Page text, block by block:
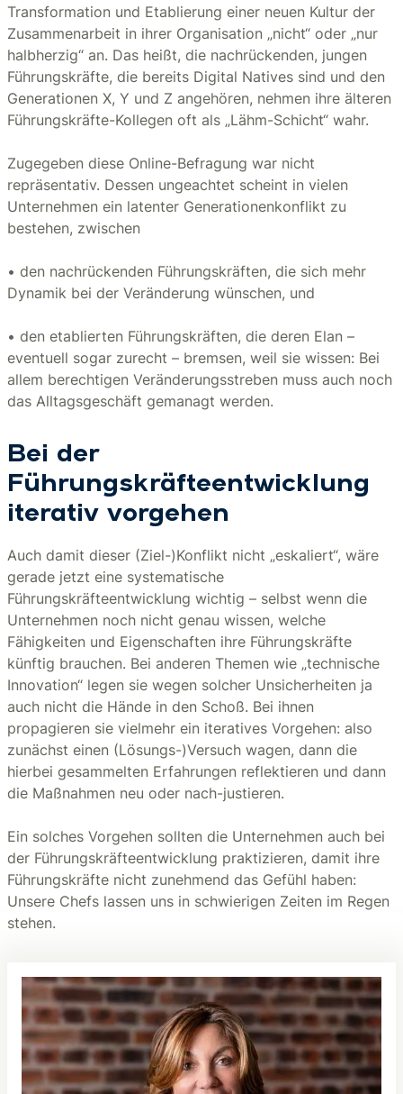
Transformation und Etablierung einer neuen Kultur der
Zusammenarbeit in ihrer Organisation „nicht“ oder „nur
halbherzig“ an. Das heißt, die nachrückenden, jungen
Führungskräfte, die bereits Digital Natives sind und den
Generationen X, Y und Z angehören, nehmen ihre älteren
Führungskräfte-Kollegen oft als „Lähm-Schicht“ wahr.
Zugegeben diese Online-Befragung war nicht
repräsentativ. Dessen ungeachtet scheint in vielen
Unternehmen ein latenter Generationenkonflikt zu
bestehen, zwischen
• den nachrückenden Führungskräften, die sich mehr
Dynamik bei der Veränderung wünschen, und
• den etablierten Führungskräften, die deren Elan –
eventuell sogar zurecht – bremsen, weil sie wissen: Bei
allem berechtigen Veränderungsstreben muss auch noch
das Alltagsgeschäft gemanagt werden.
Bei der
Führungskräfteentwicklung
iterativ vorgehen
Auch damit dieser (Ziel-)Konflikt nicht „eskaliert“, wäre
gerade jetzt eine systematische
Führungskräfteentwicklung wichtig – selbst wenn die
Unternehmen noch nicht genau wissen, welche
Fähigkeiten und Eigenschaften ihre Führungskräfte
künftig brauchen. Bei anderen Themen wie „technische
Innovation“ legen sie wegen solcher Unsicherheiten ja
auch nicht die Hände in den Schoß. Bei ihnen
propagieren sie vielmehr ein iteratives Vorgehen: also
zunächst einen (Lösungs-)Versuch wagen, dann die
hierbei gesammelten Erfahrungen reflektieren und dann
die Maßnahmen neu oder nach-justieren.
Ein solches Vorgehen sollten die Unternehmen auch bei
der Führungskräfteentwicklung praktizieren, damit ihre
Führungskräfte nicht zunehmend das Gefühl haben:
Unsere Chefs lassen uns in schwierigen Zeiten im Regen
stehen.